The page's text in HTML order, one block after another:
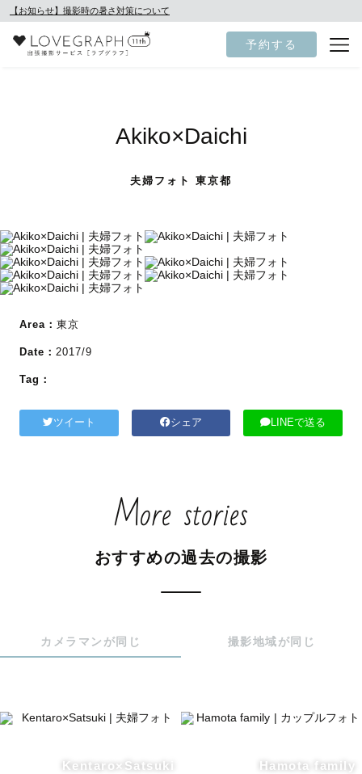
【お知らせ】撮影時の暑さ対策について
予約する
Akiko×Daichi
夫婦フォト 東京都
Area： 東京
Date： 2017/9
Tag：
ツイート シェア LINEで送る
More stories
おすすめの過去の撮影
カメラマンが同じ 撮影地域が同じ
Kentaro×Satsuki Hamota family